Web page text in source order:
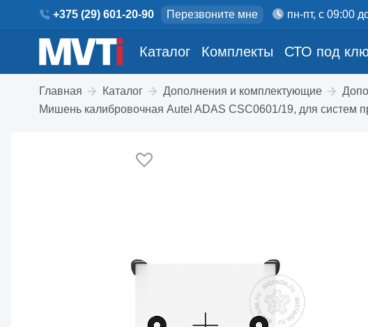
+375 (29) 601-20-90 Перезвоните мне пн-пт, с 09:00
Каталог Комплекты СТО под
Главная Каталог Дополнения и комплектующие
Мишень калибровочная Autel ADAS CSC0601/19, для систем